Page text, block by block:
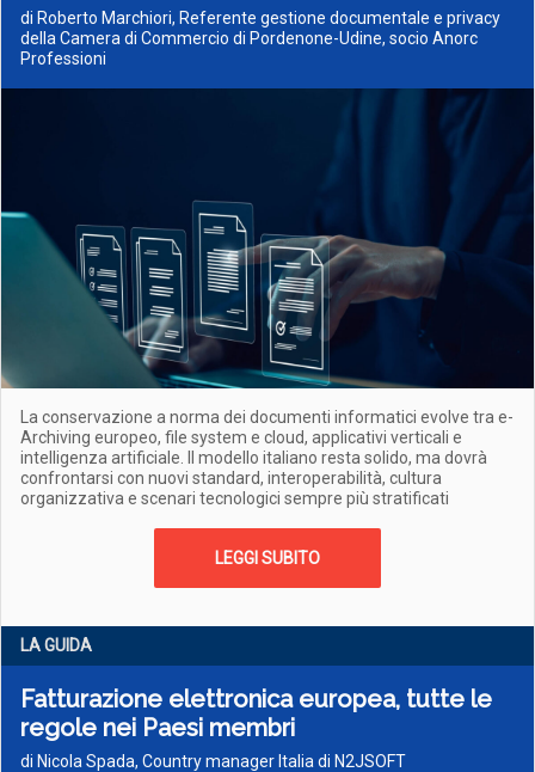
di Roberto Marchiori, Referente gestione documentale e privacy
della Camera di Commercio di Pordenone-Udine, socio Anorc
Professioni
La conservazione a norma dei documenti informatici evolve tra e-
Archiving europeo, file system e cloud, applicativi verticali e
intelligenza artificiale. Il modello italiano resta solido, ma dovrà
confrontarsi con nuovi standard, interoperabilità, cultura
organizzativa e scenari tecnologici sempre più stratificati
LEGGI SUBITO
LA GUIDA
Fatturazione elettronica europea, tutte le
regole nei Paesi membri
di Nicola Spada, Country manager Italia di N2JSOFT